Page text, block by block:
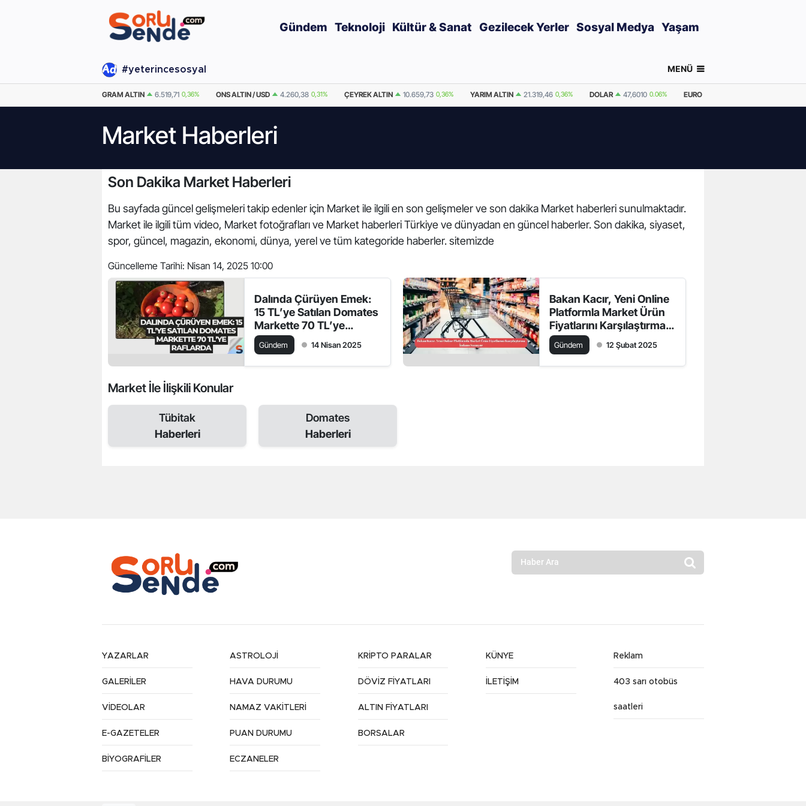
Gündem Teknoloji Kültür & Sanat Gezilecek Yerler Sosyal Medya Yaşam
#yeterincesosyal MENÜ
GRAM ALTIN 6.519,71 0,36% ONS ALTIN / USD 4.260,38 0,31% ÇEYREK ALTIN 10.659,73 0,36% YARIM ALTIN 21.319,46 0,36% DOLAR 47,6010 0.06% EURO
Market Haberleri
Son Dakika Market Haberleri
Bu sayfada güncel gelişmeleri takip edenler için Market ile ilgili en son gelişmeler ve son dakika Market haberleri sunulmaktadır.
Market ile ilgili tüm video, Market fotoğrafları ve Market haberleri Türkiye ve dünyadan en güncel haberler. Son dakika, siyaset,
spor, güncel, magazin, ekonomi, dünya, yerel ve tüm kategoride haberler. sitemizde
Güncelleme Tarihi: Nisan 14, 2025 10:00
Dalında Çürüyen Emek:
15 TL’ye Satılan Domates
Markette 70 TL’ye
Raflarda
Gündem 14 Nisan 2025
Bakan Kacır, Yeni Online
Platformla Market Ürün
Fiyatlarını Karşılaştırma
İmkanı Sunuyor
Gündem 12 Şubat 2025
Market İle İlişkili Konular
Tübitak
Haberleri
Domates
Haberleri
YAZARLAR
GALERİLER
VİDEOLAR
E-GAZETELER
BİYOGRAFİLER
ASTROLOJİ
HAVA DURUMU
NAMAZ VAKİTLERİ
PUAN DURUMU
ECZANELER
KRİPTO PARALAR
DÖVİZ FİYATLARI
ALTIN FİYATLARI
BORSALAR
KÜNYE
İLETİŞİM
Reklam
403 sarı otobüs
saatleri